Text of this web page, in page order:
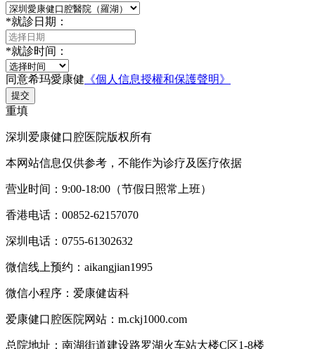
*就診日期：
*就診时间：
同意希玛愛康健 《個人信息授權和保護聲明》
提交
重填
深圳爱康健口腔医院版权所有
本网站信息仅供参考，不能作为诊疗及医疗依据
营业时间：9:00-18:00（节假日照常上班）
香港电话：00852-62157070
深圳电话：0755-61302632
微信线上预约：aikangjian1995
微信小程序：爱康健齿科
爱康健口腔医院网站：m.ckj1000.com
总院地址：南湖街道建设路罗湖火车站大楼C区1-8楼